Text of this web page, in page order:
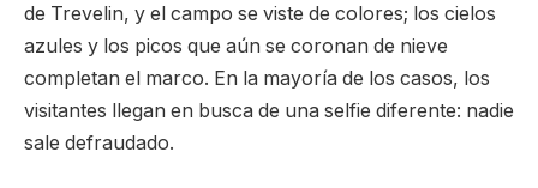
de Trevelin, y el campo se viste de colores; los cielos
azules y los picos que aún se coronan de nieve
completan el marco. En la mayoría de los casos, los
visitantes llegan en busca de una selfie diferente: nadie
sale defraudado.